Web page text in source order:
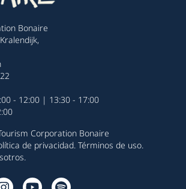
Bonaire
- 12:00 | 13:30 - 17:00
Corporation Bonaire
de privacidad. Términos de uso.
.